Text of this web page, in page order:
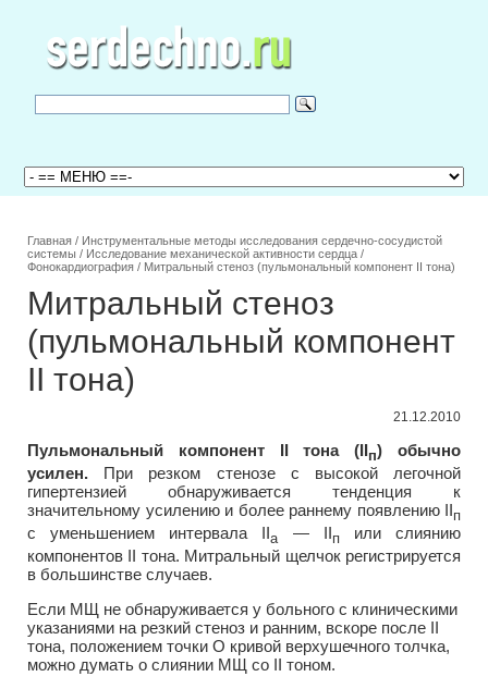
Главная / Инструментальные методы исследования сердечно-сосудистой
системы / Исследование механической активности сердца /
Фонокардиография / Митральный стеноз (пульмональный компонент II тона)
Митральный стеноз
(пульмональный компонент
II тона)
21.12.2010
Пульмональный компонент II тона (IIп) обычно
усилен. При резком стенозе с высокой легочной
гипертензией обнаруживается тенденция к
значительному усилению и более раннему появлению IIп
с уменьшением интервала IIа — IIпили слиянию
компонентов II тона. Митральный щелчок регистрируется
в большинстве случаев.
Если МЩ не обнаруживается у больного с клиническими
указаниями на резкий стеноз и ранним, вскоре после II
тона, положением точки О кривой верхушечного толчка,
можно думать о слиянии МЩ со II тоном.